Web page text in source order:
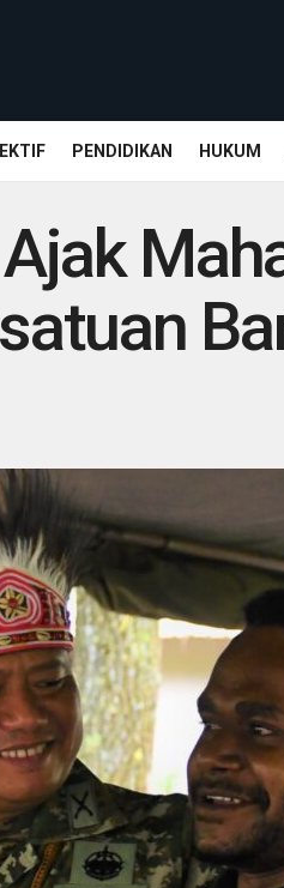
PENDIDIKAN HUKUM